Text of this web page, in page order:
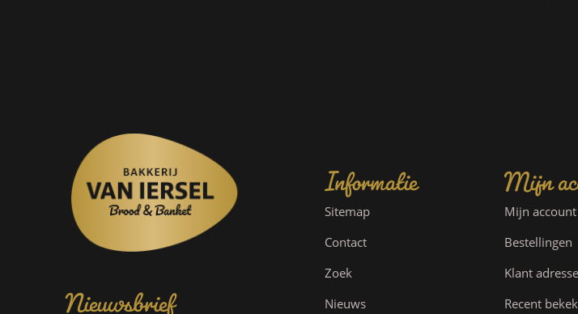
Informatie
Sitemap
Contact
Zoek
Nieuws
Mijn
Mijn account
Bestellingen
Klant
Recent